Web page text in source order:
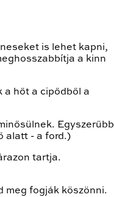
is lehet kapni,
a kinn
a hőt a cipődből a
Egyszerűbb
alatt - a ford.)
tartja.
meg fogják köszönni.